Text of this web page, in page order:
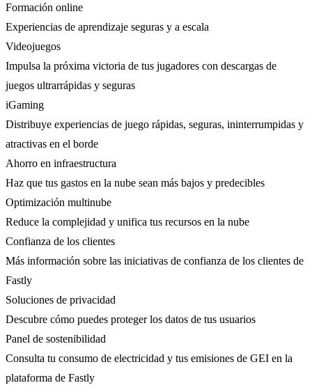
Formación online
Experiencias de aprendizaje seguras y a escala
Videojuegos
Impulsa la próxima victoria de tus jugadores con descargas de
juegos ultrarrápidas y seguras
iGaming
Distribuye experiencias de juego rápidas, seguras, ininterrumpidas y
atractivas en el borde
Ahorro en infraestructura
Haz que tus gastos en la nube sean más bajos y predecibles
Optimización multinube
Reduce la complejidad y unifica tus recursos en la nube
Confianza de los clientes
Más información sobre las iniciativas de confianza de los clientes de
Fastly
Soluciones de privacidad
Descubre cómo puedes proteger los datos de tus usuarios
Panel de sostenibilidad
Consulta tu consumo de electricidad y tus emisiones de GEI en la
plataforma de Fastly